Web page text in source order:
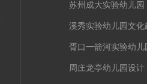
苏州成大实验幼儿园
溪秀实验幼儿园文化
胥口一箭河实验幼儿
周庄龙亭幼儿园设计